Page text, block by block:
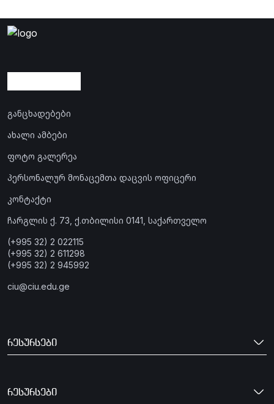
განცხადებები
ახალი ამბები
ფოტო გალერეა
პერსონალურ მონაცემთა დაცვის ოფიცერი
კონტაქტი
ჩარგლის ქ. 73, ქ.თბილისი 0141, საქართველო
(+995 32) 2 022115
(+995 32) 2 611298
(+995 32) 2 945992
ciu@ciu.edu.ge
რესურსები
რესურსები